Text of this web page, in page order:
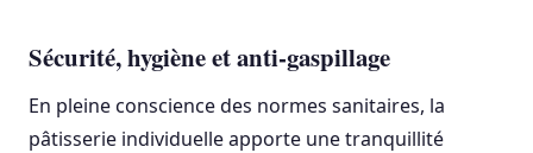
Sécurité, hygiène et anti-gaspillage
En pleine conscience des normes sanitaires, la
pâtisserie individuelle apporte une tranquillité